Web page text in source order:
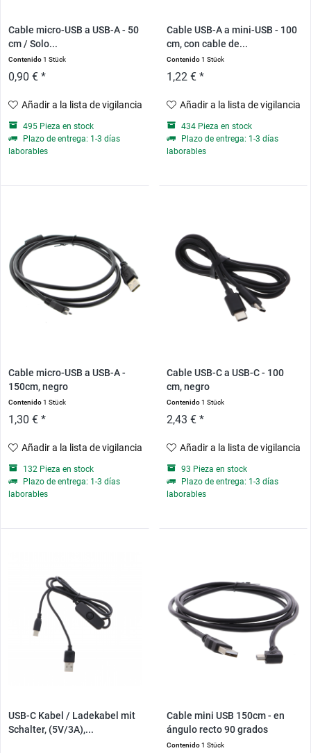
Cable micro-USB a USB-A - 50
cm / Solo...
Contenido1 Stück
0,90 € *
Añadir a la lista de vigilancia
495 Pieza en stock
Plazo de entrega: 1-3 días
laborables
Cable USB-A a mini-USB - 100
cm, con cable de...
Contenido1 Stück
1,22 € *
Añadir a la lista de vigilancia
434 Pieza en stock
Plazo de entrega: 1-3 días
laborables
Cable micro-USB a USB-A -
150cm, negro
Contenido1 Stück
1,30 € *
Añadir a la lista de vigilancia
132 Pieza en stock
Plazo de entrega: 1-3 días
laborables
Cable USB-C a USB-C - 100
cm, negro
Contenido1 Stück
2,43 € *
Añadir a la lista de vigilancia
93 Pieza en stock
Plazo de entrega: 1-3 días
laborables
USB-C Kabel / Ladekabel mit
Schalter, (5V/3A),...
Cable mini USB 150cm - en
ángulo recto 90 grados
Contenido1 Stück